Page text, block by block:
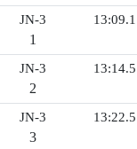
JN-3
1
13:09.1
JN-3
2
13:14.5
JN-3
3
13:22.5